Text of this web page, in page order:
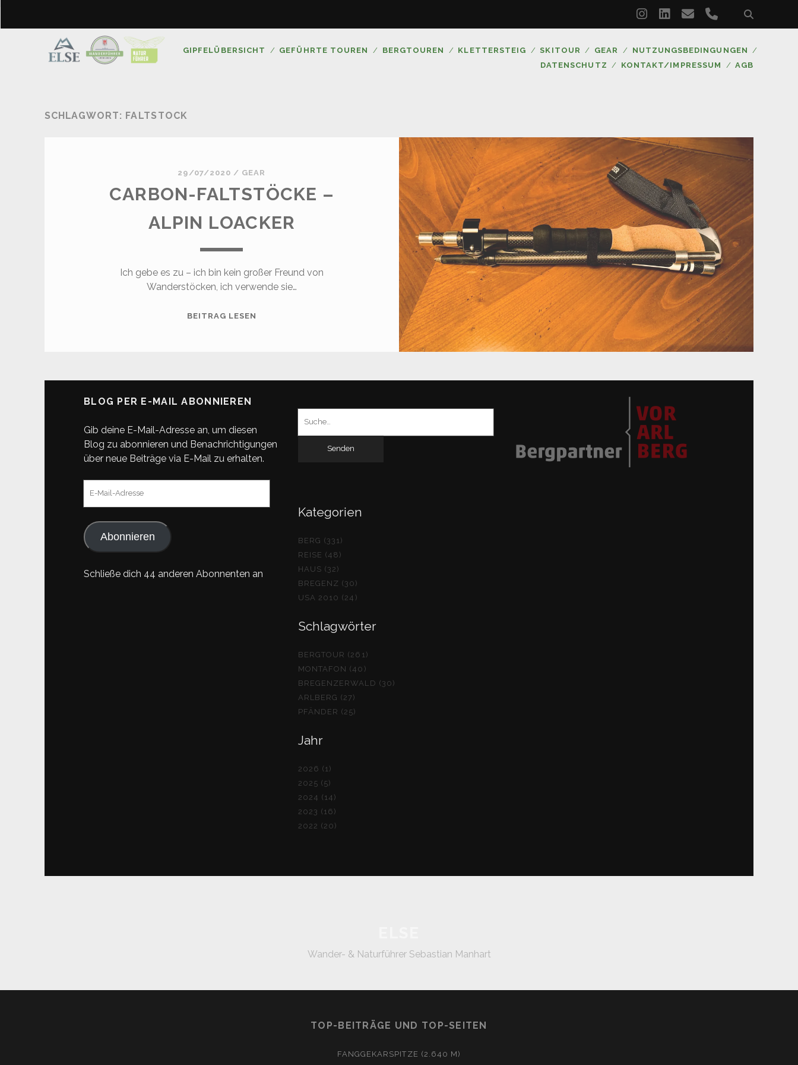
instagram
linkedin
emailphone
GIPFELÜBERSICHT GEFÜHRTE TOUREN BERGTOUREN KLETTERSTEIG SKITOUR GEAR
NUTZUNGSBEDINGUNGEN
DATENSCHUTZ
KONTAKT/IMPRESSUM AGB
SCHLAGWORT: FALTSTOCK
29/07/2020 / GEAR
CARBON-FALTSTÖCKE –
ALPIN LOACKER
Ich gebe es zu – ich bin kein großer Freund von
Wanderstöcken, ich verwende sie…
BEITRAG LESEN
BLOG PER E-MAIL ABONNIEREN
Gib deine E-Mail-Adresse an, um diesen
Blog zu abonnieren und Benachrichtigungen
über neue Beiträge via E-Mail zu erhalten.
Abonnieren
Schließe dich 44 anderen Abonnenten an
Kategorien
BERG (331)
REISE (48)
HAUS (32)
BREGENZ (30)
USA 2010 (24)
Schlagwörter
BERGTOUR (261)
MONTAFON (40)
BREGENZERWALD (30)
ARLBERG (27)
PFÄNDER (25)
Jahr
2026 (1)
2025 (5)
2024 (14)
2023 (16)
2022 (20)
Wander- & Naturführer Sebastian Manhart
TOP-BEITRÄGE UND TOP-SEITEN
FANGGEKARSPITZE (2.640 M)